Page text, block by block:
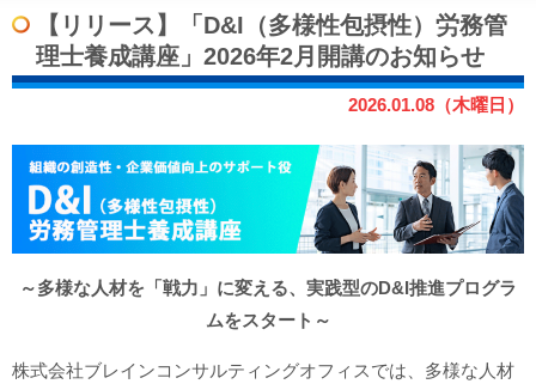
【リリース】「D&I（多様性包摂性）労務管
理士養成講座」2026年2月開講のお知らせ
2026.01.08（木曜日）
～多様な人材を「戦力」に変える、実践型のD&I推進プログラ
ムをスタート～
株式会社ブレインコンサルティングオフィスでは、多様な人材